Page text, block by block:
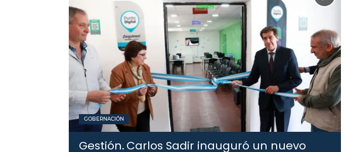
GOBERNACIÓN
Gestión.Carlos Sadir inauguró un nuevo